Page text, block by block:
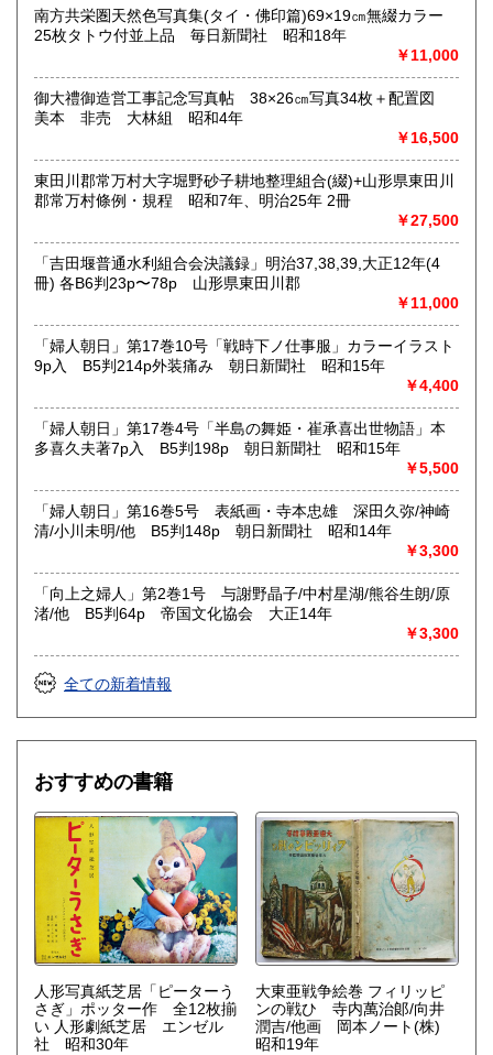
取り扱い分野
古典籍、近代文献、趣味、サブカルチャー、古書一般（その
和本・開拓/植民資料・戦時資料・文学一般・詩歌句集・児童
書 ・児童資料・芸能/サブカル・広告資料・ポスター・版画/
刷り物 ・絵葉書・双六・地図/鳥瞰図
南方共栄圏天然色写真集(タイ・佛印篇)69×19㎝無綴カラー
25枚タトウ付並上品 毎日新聞社 昭和18年
￥11,000
御大禮御造営工事記念写真帖 38×26㎝写真34枚＋配置図
美本 非売 大林組 昭和4年
￥16,500
東田川郡常万村大字堀野砂子耕地整理組合(綴)+山形県東田川
郡常万村條例・規程 昭和7年、明治25年 2冊
￥27,500
「吉田堰普通水利組合会決議録」明治37,38,39,大正12年(4
冊) 各B6判23p〜78p 山形県東田川郡
￥11,000
「婦人朝日」第17巻10号「戦時下ノ仕事服」カラーイラスト
9p入 B5判214p外装痛み 朝日新聞社 昭和15年
￥4,400
「婦人朝日」第17巻4号「半島の舞姫・崔承喜出世物語」本
多喜久夫著7p入 B5判198p 朝日新聞社 昭和15年
￥5,500
「婦人朝日」第16巻5号 表紙画・寺本忠雄 深田久弥/神崎
清/小川未明/他 B5判148p 朝日新聞社 昭和14年
￥3,300
「向上之婦人」第2巻1号 与謝野晶子/中村星湖/熊谷生朗/原
渚/他 B5判64p 帝国文化協会 大正14年
￥3,300
全ての新着情報
おすすめの書籍
人形写真紙芝居「ピーターう
さぎ」ポッター作 全12枚揃
い 人形劇紙芝居 エンゼル
社 昭和30年
大東亜戦争絵巻 フィリッピ
ンの戦ひ 寺内萬治郞/向井
潤吉/他画 岡本ノート(株)
昭和19年